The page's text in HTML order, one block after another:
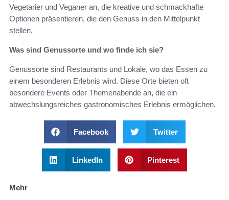
Vegetarier und Veganer an, die kreative und schmackhafte
Optionen präsentieren, die den Genuss in den Mittelpunkt
stellen.
Was sind Genussorte und wo finde ich sie?
Genussorte sind Restaurants und Lokale, wo das Essen zu
einem besonderen Erlebnis wird. Diese Orte bieten oft
besondere Events oder Themenabende an, die ein
abwechslungsreiches gastronomisches Erlebnis ermöglichen.
Facebook Twitter
LinkedIn Pinterest
Mehr